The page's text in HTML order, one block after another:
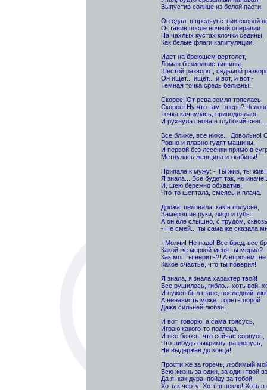
Выпустив солнце из белой пасти.
Он сдал, в предчувствии скорой
Оставив после ночной операции
На чахлых кустах клочки седины,
Как белые флаги капитуляции.
Идет на бреющем вертолет,
Ломая безмолвие тишины.
Шестой разворот, седьмой
Он ищет... ищет... и вот, и вот -
Темная точка средь белизны!
Скорее! От рева земля тряслась.
Скорее! Ну что там: зверь?
Точка качнулась, приподнялась
И рухнула снова в глубокий снег...
Все ближе, все ниже... Довольно!
Ровно и плавно гудят машины.
И первой без лесенки прямо в
Метнулась женщина из кабины!
Припала к мужу: - Ты жив, ты жив!
Я знала... Все будет так, не
И, шею бережно обхватив,
Что-то шептала, смеясь и плача.
Дрожа, целовала, как в полусне,
Замерзшие руки, лицо и губы.
А он еле слышно, с трудом,
- Не смей... ты сама же сказала
- Молчи! Не надо! Все бред, все
Какой же меркой меня ты мерил?
Как мог ты верить?! А впрочем,
Какое счастье, что ты поверил!
Я знала, я знала характер твой!
Все рушилось, гибло... хоть вой,
И нужен был шанс, последний,
А ненависть может гореть порой
Даже сильней любви!
И вот, говорю, а сама трясусь,
Играю какого-то подлеца.
И все боюсь, что сейчас сорвусь,
Что-нибудь выкрикну, разревусь,
Не выдержав до конца!
Прости же за горечь, любимый
Всю жизнь за один, за один твой
Да я, как дура, пойду за тобой,
Хоть к черту! Хоть в пекло! Хоть